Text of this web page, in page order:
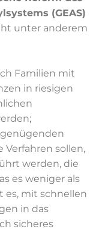
(GEAS)
unter anderem
Familien mit
in riesigen
Verfahren sollen,
werden, die
es weniger als
es, mit schnellen
in das
sicheres